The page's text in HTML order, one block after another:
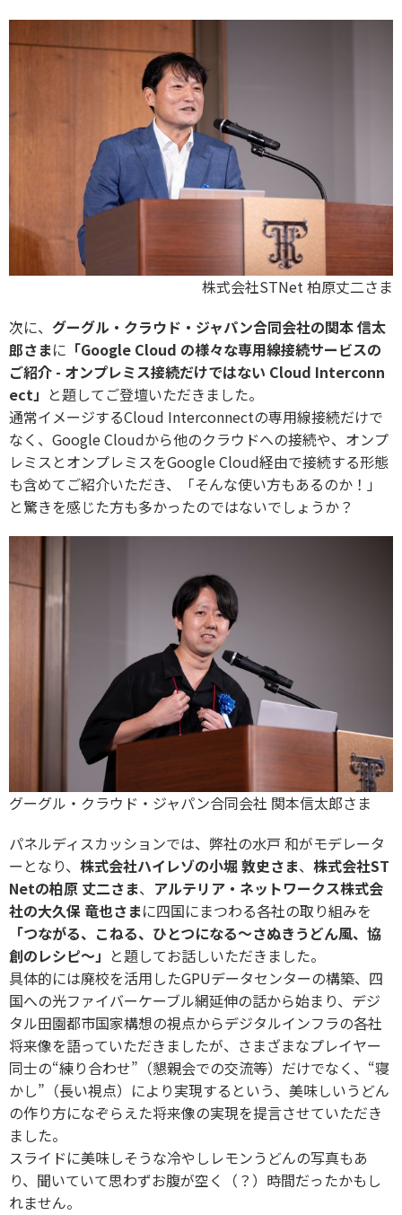
株式会社STNet 柏原丈二さま
次に、 グーグル・クラウド・ジャパン合同会社の関本 信太
郎さまに 「Google Cloud の様々な専用線接続サービスの
ご紹介 - オンプレミス接続だけではない Cloud Interconn
ect」 と題してご登壇いただきました。
通常イメージするCloud Interconnectの専用線接続だけで
なく、Google Cloudから他のクラウドへの接続や、オンプ
レミスとオンプレミスをGoogle Cloud経由で接続する形態
も含めてご紹介いただき、「そんな使い方もあるのか！」
と驚きを感じた方も多かったのではないでしょうか？
グーグル・クラウド・ジャパン合同会社 関本信太郎さま
パネルディスカッションでは、弊社の水戸 和がモデレータ
ーとなり、 株式会社ハイレゾの小堀 敦史さま、 株式会社ST
Netの柏原 丈二さま、 アルテリア・ネットワークス株式会
社の大久保 竜也さまに四国にまつわる各社の取り組みを
「つながる、こねる、ひとつになる～さぬきうどん風、協
創のレシピ～」 と題してお話しいただきました。
具体的には廃校を活用したGPUデータセンターの構築、四
国への光ファイバーケーブル網延伸の話から始まり、デジ
タル田園都市国家構想の視点からデジタルインフラの各社
将来像を語っていただきましたが、さまざまなプレイヤー
同士の“練り合わせ”（懇親会での交流等）だけでなく、“寝
かし”（長い視点）により実現するという、美味しいうどん
の作り方になぞらえた将来像の実現を提言させていただき
ました。
スライドに美味しそうな冷やしレモンうどんの写真もあ
り、聞いていて思わずお腹が空く（？）時間だったかもし
れません。